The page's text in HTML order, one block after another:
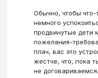
Обычно, чтобы что-
немного
продвинутые дети
пожелания-
плач, вас это
жестче, что, пока
не